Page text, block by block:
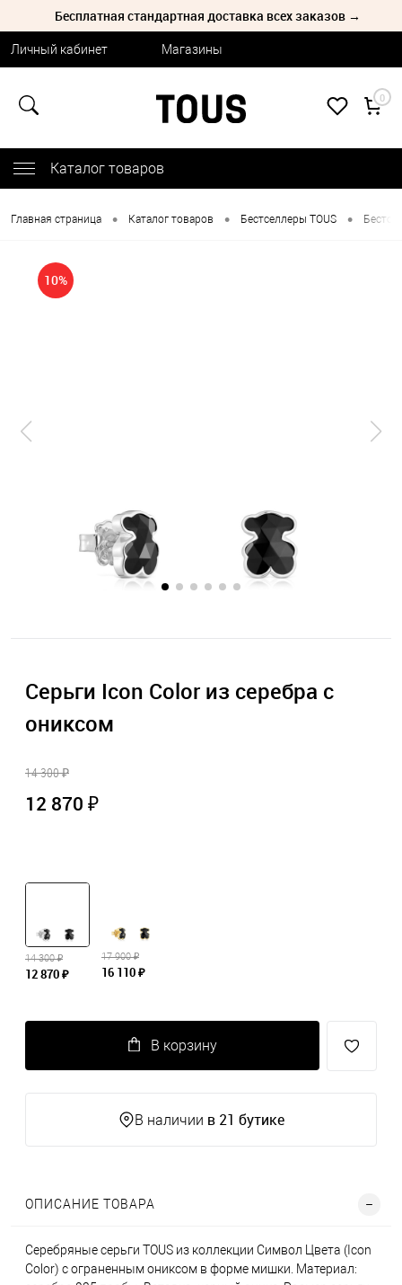
Бесплатная стандартная доставка всех заказов →
Личный кабинет Магазины
0
Каталог товаров
Главная страница • Каталог товаров • Бестселлеры TOUS •
10%
Серьги Icon Color из серебра с
ониксом
14 300 ₽
12 870 ₽
14 300 ₽
12 870 ₽
17 900 ₽
16 110 ₽
В корзину
В наличии в 21 бутике
ОПИСАНИЕ ТОВАРА
Серебряные серьги TOUS из коллекции Символ Цвета (Icon
Color) с ограненным ониксом в форме мишки. Материал: